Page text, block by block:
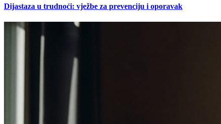
Dijastaza u trudnoći: vježbe za prevenciju i oporavak